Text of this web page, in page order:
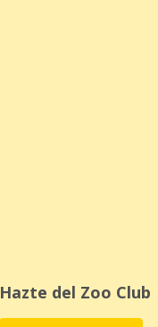
Hazte del Zoo Club